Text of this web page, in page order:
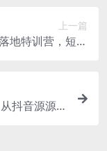
上一篇
地特训营，短视
抖音源源